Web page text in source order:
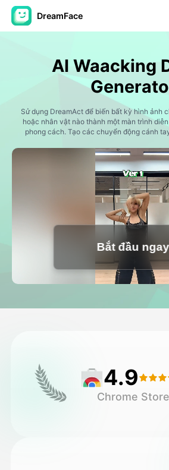
DreamFace
Video hình đại diện
AI Video
Hình ảnh AI
Các công cụ khác
Xem tất cả công
Video hình đại diện
Các công cụ khác
AI Waacking
Sử dụng DreamAct để biến bất kỳ hình ảnh
hoặc nhân vật nào thành một màn trình
phong cách. Tạo các chuyển động cánh
sôi động được thiết kế cho xu hướng
biên tập viên sáng
Bắt đầu ngay
4.9
Chrome Store